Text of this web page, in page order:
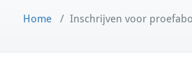
Home / Inschrijven voor